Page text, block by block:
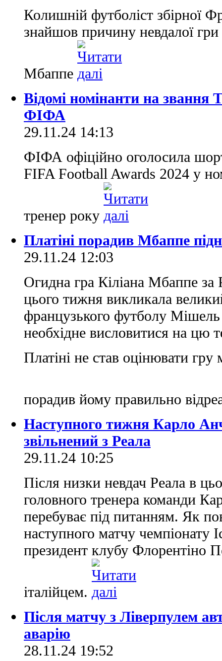
Колишній футболіст збірної
знайшов причину невдалої гри
Мбаппе
Відомі номінанти на звання
ФІФА
29.11.24 14:13
ФІФА офіційно оголосила
FIFA Football Awards 2024 у
тренер року
Платіні порадив Мбаппе
29.11.24 12:03
Огидна гра Кіліана Мбаппе за
цього тижня викликала
французького футболу Мішель
необхідне висловитися на цю
Платіні не став оцінювати гру
порадив йому правильно
Наступного тижня Карло
звільнений з Реала
29.11.24 10:25
Після низки невдач Реала в
головного тренера команди
перебуває під питанням. Як
наступного матчу чемпіонату
президент клубу Флорентіно
італійцем.
Після матчу з Ліверпулем
аварію
28.11.24 19:52